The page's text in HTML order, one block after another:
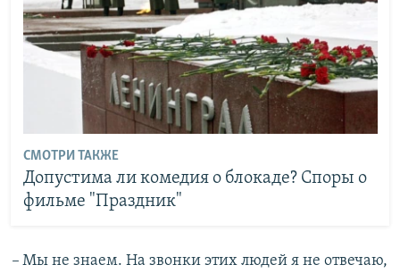
СМОТРИ ТАКЖЕ
Допустима ли комедия о блокаде? Споры о
фильме "Праздник"
– Мы не знаем. На звонки этих людей я не отвечаю,